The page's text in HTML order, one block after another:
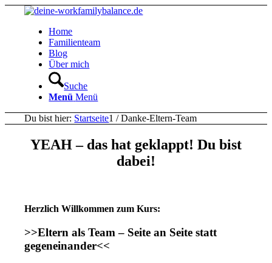
Home
Familienteam
Blog
Über mich
Suche
Menü Menü
Du bist hier: Startseite1 / Danke-Eltern-Team
YEAH – das hat geklappt! Du bist
dabei!
Herzlich Willkommen zum Kurs:
>>Eltern als Team – Seite an Seite statt
gegeneinander<<